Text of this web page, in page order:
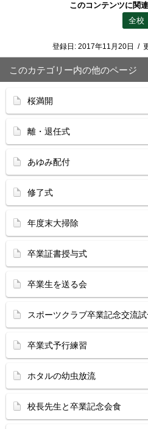
このコンテンツに関
全校
登録日: 2017年11月20日 /
このカテゴリー内の他のページ
桜満開
離・退任式
あゆみ配付
修了式
年度末大掃除
卒業証書授与式
卒業生を送る会
スポーツクラブ卒業記念交流試
卒業式予行練習
ホタルの幼虫放流
校長先生と卒業記念会食